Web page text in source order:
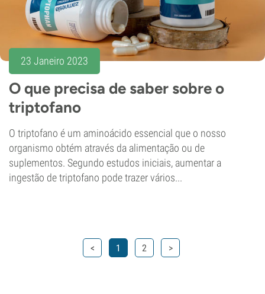
23 Janeiro 2023
O que precisa de saber sobre o
triptofano
O triptofano é um aminoácido essencial que o nosso
organismo obtém através da alimentação ou de
suplementos. Segundo estudos iniciais, aumentar a
ingestão de triptofano pode trazer vários...
< 1 2 >